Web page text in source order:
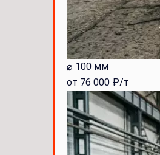
⌀ 100 мм
от 76 000 ₽/т